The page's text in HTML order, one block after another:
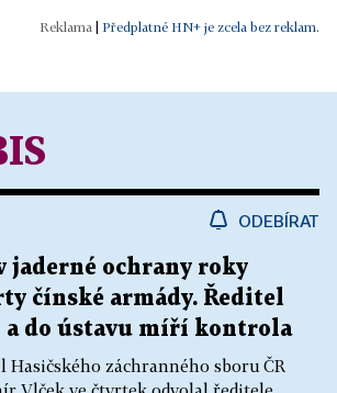
Předplatné HN+ je zcela bez reklam.
ODEBÍRAT
jaderné ochrany roky
čínské armády. Ředitel
a do ústavu míří kontrola
záchranného sboru ČR